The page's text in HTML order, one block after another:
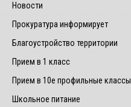
Новости
Прокуратура информирует
Благоустройство территории
Прием в 1 класс
Прием в 10е профильные классы
Школьное питание